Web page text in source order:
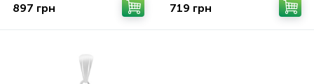
897 грн 719 грн